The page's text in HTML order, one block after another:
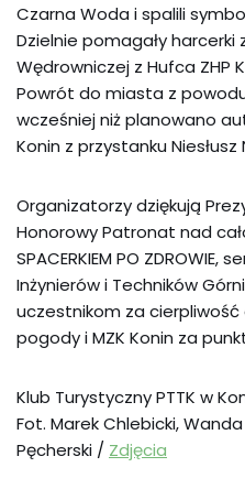
Czarna Woda i spalili
Dzielnie pomagały harcerki
Wędrowniczej z Hufca ZHP
Powrót do miasta z
wcześniej niż planowano
Konin z przystanku Niesłusz
Organizatorzy dziękują
Honorowy Patronat nad
SPACERKIEM PO
Inżynierów i Techników
uczestnikom za
pogody i MZK Konin za
Klub Turystyczny PTTK w
Fot. Marek Chlebicki,
Pęcherski / Zdjęcia